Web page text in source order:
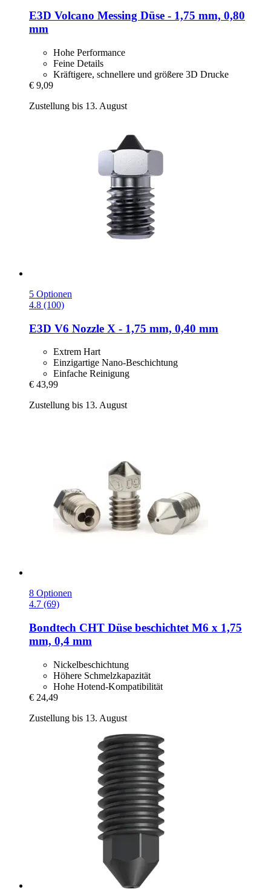
E3D Volcano Messing Düse -​ 1,75 mm, 0,80
mm
Hohe Performance
Feine Details
Kräftigere, schnellere und größere 3D Drucke
€ 9,09
Zustellung bis 13. August
5 Optionen
4.8 (100)
E3D V6 Nozzle X -​ 1,75 mm, 0,40 mm
Extrem Hart
Einzigartige Nano-Beschichtung
Einfache Reinigung
€ 43,99
Zustellung bis 13. August
8 Optionen
4.7 (69)
Bondtech CHT Düse beschichtet M6 x 1,75
mm, 0,4 mm
Nickelbeschichtung
Höhere Schmelzkapazität
Hohe Hotend-Kompatibilität
€ 24,49
Zustellung bis 13. August